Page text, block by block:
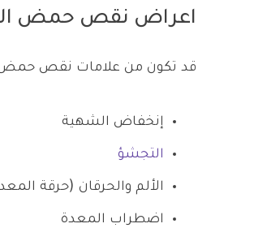
اعراض نقص حمض
قد تكون من علامات نقص حمض
إنخفاض الشهية
التجشؤ
الألم والحرقان (حرقة
اضطراب المعدة